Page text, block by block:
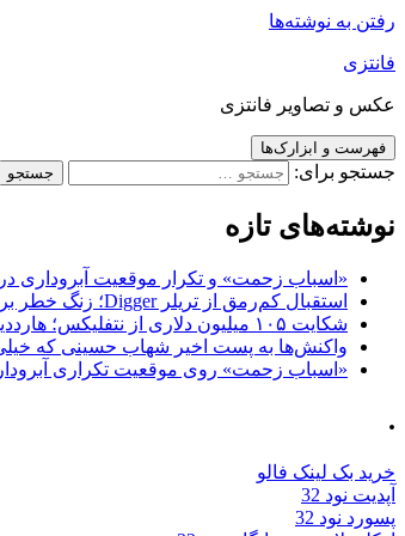
رفتن به نوشته‌ها
فانتزی
عکس و تصاویر فانتزی
فهرست و ابزارک‌ها
جستجو برای:
نوشته‌های تازه
«اسباب زحمت» و تکرار موقعیت آبروداری در خواستگاری؛
استقبال کم‌رمق از تریلر Digger؛ زنگ خطر برای فیلم جدید تام کروز و برادران وارنر
شکایت ۱۰۵ میلیون دلاری از نتفلیکس؛ هارددیسک حاوی فیلم جدید نیکلاس کیج به سرقت رفت
واکنش‌ها به پست اخیر شهاب حسینی که
«اسباب زحمت» روی موقعیت تکراری آبروداری در
.
خرید بک لینک فالو
آپدیت نود 32
پسورد نود 32